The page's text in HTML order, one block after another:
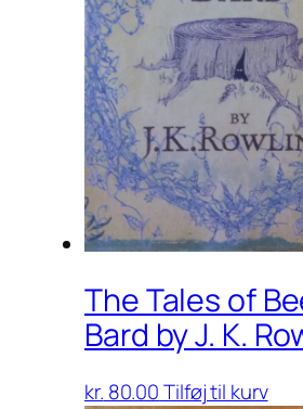
The Tales of
Bard by J. K.
kr. 80.00Tilføj til kurv